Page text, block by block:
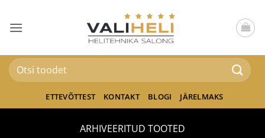
content
Otsi:
ETTEVÕTTEST KONTAKT BLOGI JÄRELMAKS
ARHIVEERITUD TOOTED